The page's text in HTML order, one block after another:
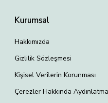
Kurumsal
Hakkımızda
Gizlilik Sözleşmesi
Kişisel Verilerin Korunması
Çerezler Hakkında Aydınlatma